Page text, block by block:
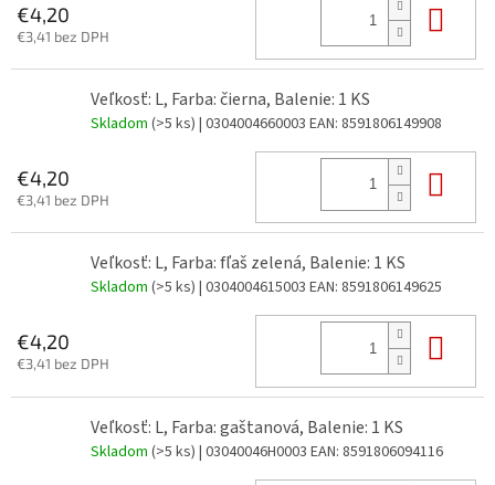
€4,20
€3,41 bez DPH
Veľkosť: L, Farba: čierna, Balenie: 1 KS
Skladom (>5 ks) | 0304004660003 EAN: 8591806149908
€4,20
€3,41 bez DPH
Veľkosť: L, Farba: fľaš zelená, Balenie: 1 KS
Skladom (>5 ks) | 0304004615003 EAN: 8591806149625
€4,20
€3,41 bez DPH
Veľkosť: L, Farba: gaštanová, Balenie: 1 KS
Skladom (>5 ks) | 03040046H0003 EAN: 8591806094116